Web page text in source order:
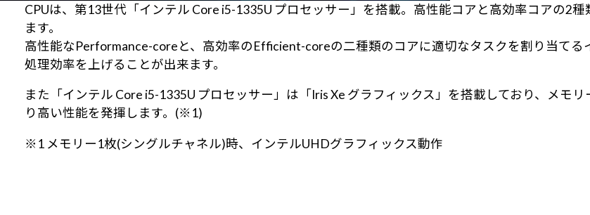
CPUは、第13世代「インテル Core i5-1335U プロセッサー」を搭載。高性能コアと高効率コアの2
ます。
高性能なPerformance-coreと、高効率のEfficient-coreの二種類のコアに適切なタスクを割り当て
処理効率を上げることが出来ます。
また「インテル Core i5-1335U プロセッサー」は「Iris Xe グラフィックス」を搭載しており、メモ
り高い性能を発揮します。(※1)
※1 メモリー1枚(シングルチャネル)時、インテルUHDグラフィックス動作